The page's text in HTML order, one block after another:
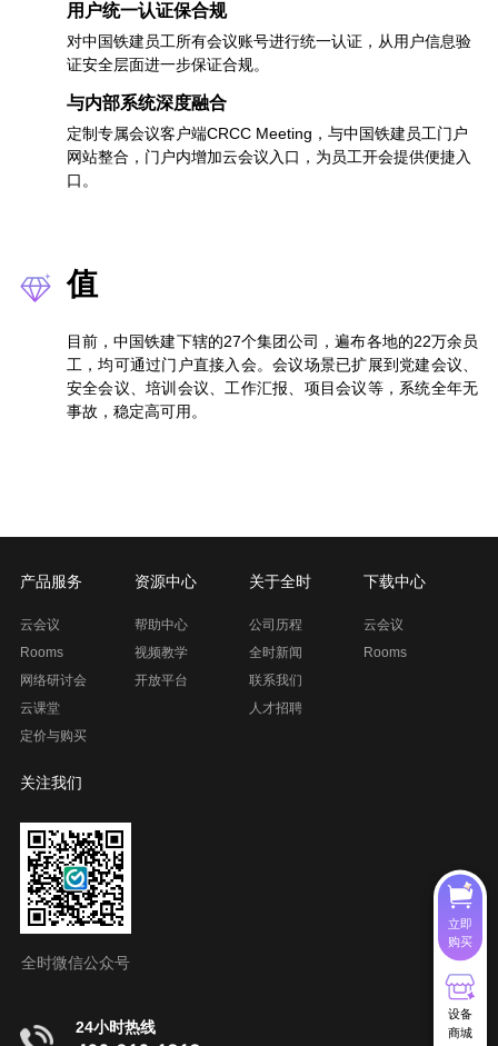
用户统一认证保合规
对中国铁建员工所有会议账号进行统一认证，从用户信息验
证安全层面进一步保证合规。
与内部系统深度融合
定制专属会议客户端CRCC Meeting，与中国铁建员工门户
网站整合，门户内增加云会议入口，为员工开会提供便捷入
口。
值
目前，中国铁建下辖的27个集团公司，遍布各地的22万余员
工，均可通过门户直接入会。会议场景已扩展到党建会议、
安全会议、培训会议、工作汇报、项目会议等，系统全年无
事故，稳定高可用。
产品服务
云会议
Rooms
网络研讨会
云课堂
定价与购买
资源中心
帮助中心
视频教学
开放平台
关于全时
公司历程
全时新闻
联系我们
人才招聘
下载中心
云会议
Rooms
关注我们
全时微信公众号
24小时热线
立即
购买
设备
商城